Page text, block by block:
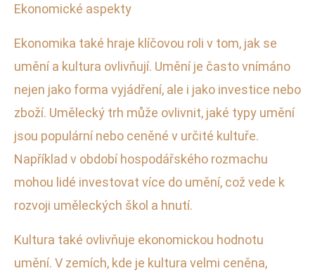
Ekonomické aspekty
Ekonomika také hraje klíčovou roli v tom, jak se
umění a kultura ovlivňují. Umění je často vnímáno
nejen jako forma vyjádření, ale i jako investice nebo
zboží. Umělecký trh může ovlivnit, jaké typy umění
jsou populární nebo ceněné v určité kultuře.
Například v období hospodářského rozmachu
mohou lidé investovat více do umění, což vede k
rozvoji uměleckých škol a hnutí.
Kultura také ovlivňuje ekonomickou hodnotu
umění. V zemích, kde je kultura velmi ceněna,